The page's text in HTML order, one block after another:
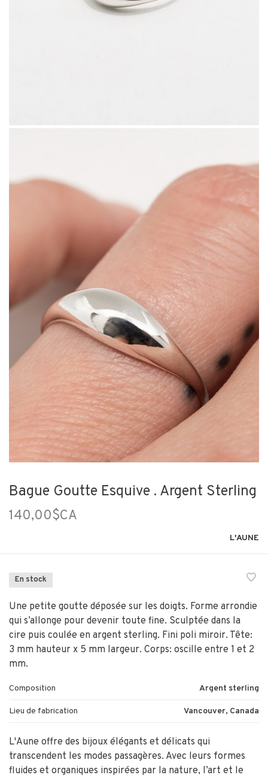
Bague Goutte Esquive . Argent Sterling
140,00$CA
L'AUNE
En stock
Une petite goutte déposée sur les doigts. Forme arrondie
qui s’allonge pour devenir toute fine. Sculptée dans la
cire puis coulée en argent sterling. Fini poli miroir. Tête:
3 mm hauteur x 5 mm largeur. Corps: oscille entre 1 et 2
mm.
Composition Argent sterling
Lieu de fabrication Vancouver, Canada
L'Aune offre des bijoux élégants et délicats qui
transcendent les modes passagères. Avec leurs formes
fluides et organiques inspirées par la nature, l’art et le